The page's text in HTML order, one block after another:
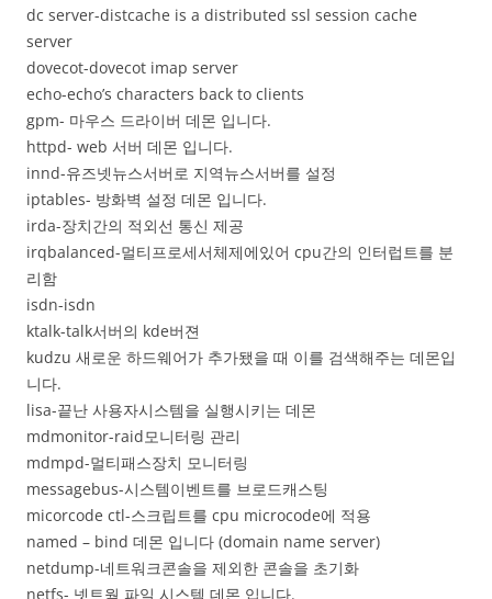
dc server-distcache is a distributed ssl session cache
server
dovecot-dovecot imap server
echo-echo’s characters back to clients
gpm- 마우스 드라이버 데몬 입니다.
httpd- web 서버 데몬 입니다.
innd-유즈넷뉴스서버로 지역뉴스서버를 설정
iptables- 방화벽 설정 데몬 입니다.
irda-장치간의 적외선 통신 제공
irqbalanced-멀티프로세서체제에있어 cpu간의 인터럽트를 분
리함
isdn-isdn
ktalk-talk서버의 kde버젼
kudzu 새로운 하드웨어가 추가됐을 때 이를 검색해주는 데몬입
니다.
lisa-끝난 사용자시스템을 실행시키는 데몬
mdmonitor-raid모니터링 관리
mdmpd-멀티패스장치 모니터링
messagebus-시스템이벤트를 브로드캐스팅
micorcode ctl-스크립트를 cpu microcode에 적용
named – bind 데몬 입니다 (domain name server)
netdump-네트워크콘솔을 제외한 콘솔을 초기화
netfs- 넷트웍 파일 시스템 데몬 입니다.